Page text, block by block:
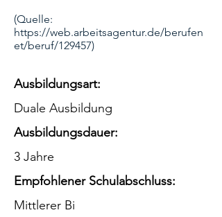
(Quelle:
https://web.arbeitsagentur.de/berufen
et/beruf/129457)
Ausbildungsart:
Duale Ausbildung
Ausbildungsdauer:
3 Jahre
Empfohlener Schulabschluss:
Mittlerer Bi